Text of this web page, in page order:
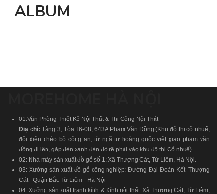
ALBUM
01.Văn Phòng Thiết Kế Nội Thất & Thi Công Nội Thất
Điạ chỉ: Tầng 3, Tòa T6-08, 643A Phạm Văn Đồng (Khu đô thị cổ nhuế,
đối diện chéo bộ công an, từ ngã tư hoàng quốc việt giao phạm văn
đồng đi lên, gặp đèn xanh đèn đỏ rẽ phải vào khu đô thị Cổ nhuế)
02: Nhà máy sản xuất đồ gỗ số 1: Xã Thượng Cát, Từ Liêm, Hà Nội.
03: Xưởng sản xuất đồ gỗ công nghiệp: Đường Đại Đoàn Kết, Thượng
Cát - Quận Bắc Từ Liêm - Hà Nội
04: Xưởng sản xuất tranh kính & Kính nội thất: Xã Thượng Cát, Từ Liêm,